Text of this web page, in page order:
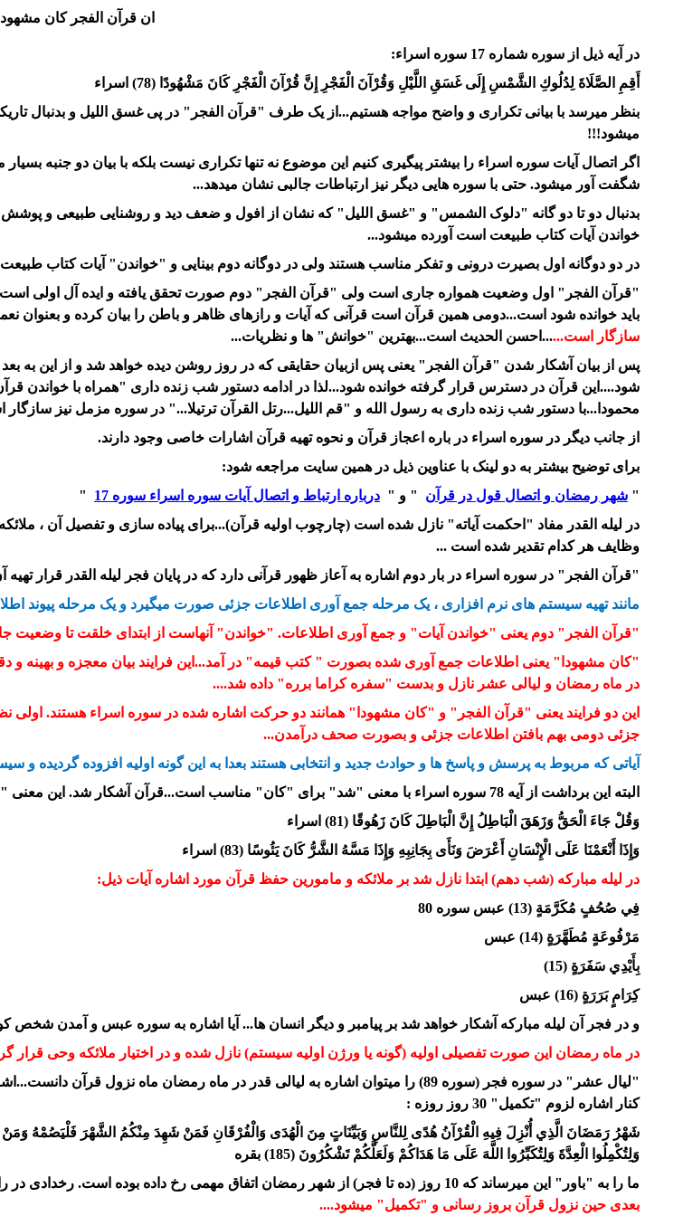
ان قرآن الفجر کان مشهودا
در آیه ذیل از سوره شماره 17 سوره اسراء:
أَقِمِ الصَّلَاةَ لِدُلُوكِ الشَّمْسِ إِلَى غَسَقِ اللَّيْلِ وَقُرْآنَ الْفَجْرِ إِنَّ قُرْآنَ الْفَجْرِ كَانَ مَشْهُودًا (78) اسراء
بنظر میرسد با بیانی تکراری و واضح مواجه هستیم...از یک طرف "قرآن الفجر" در پی غسق اللیل و بدنبال
میشود!!!
اگر اتصال آیات سوره اسراء را بیشتر پیگیری کنیم این موضوع نه تنها تکراری نیست بلکه با بیان دو جنبه
شگفت آور میشود. حتی با سوره هایی دیگر نیز ارتباطات جالبی نشان میدهد...
بدنبال دو تا دو گانه "دلوک الشمس" و "غسق اللیل" که نشان از افول و ضعف دید و روشنایی طبیعی و پوشش
خواندن آیات کتاب طبیعت است آورده میشود...
در دو دوگانه اول بصیرت درونی و تفکر مناسب هستند ولی در دوگانه دوم بینایی و "خواندن" آیات کتاب طبیعت
"قرآن الفجر" اول وضعیت همواره جاری است ولی "قرآن الفجر" دوم صورت تحقق یافته و ایده آل اولی
باید خوانده شود است...دومی همین قرآن است قرآنی که آیات و رازهای ظاهر و باطن را بیان کرده و بعنوان
سازگار است......احسن الحدیث است...بهترین "خوانش" ها و نظریات...
پس از بیان آشکار شدن "قرآن الفجر" یعنی پس ازبیان حقایقی که در روز روشن دیده خواهد شد و از این به
شود....این قرآن در دسترس قرار گرفته خوانده شود...لذا در ادامه دستور شب زنده داری "همراه با خواندن
محمودا...با دستور شب زنده داری به رسول الله و "قم اللیل...رتل القرآن ترتیلا..." در سوره مزمل نیز
از جانب دیگر در سوره اسراء در باره اعجاز قرآن و نحوه تهیه قرآن اشارات خاصی وجود دارند.
برای توضیح بیشتر به دو لینک با عناوین ذیل در همین سایت مراجعه شود:
" شهر رمضان و اتصال قول در قرآن " و " درباره ارتباط و اتصال آیات سوره اسراء سوره 17
"
در لیله القدر مفاد "احکمت آیاته" نازل شده است (چارچوب اولیه قرآن)...برای پیاده سازی و تفصیل آن ،
وظایف هر کدام تقدیر شده است ...
"قرآن الفجر" در سوره اسراء در بار دوم اشاره به آعاز ظهور قرآنی دارد که در پایان فجر لیله القدر قرار تهیه
مانند تهیه سیستم های نرم افزاری ، یک مرحله جمع آوری اطلاعات جزئی صورت میگیرد و یک مرحله پیوند
"قرآن الفجر" دوم یعنی "خواندن آیات" و جمع آوری اطلاعات. "خواندن" آنهاست از ابتدای خلقت تا وضعیت
"کان مشهودا" یعنی اطلاعات جمع آوری شده بصورت " کتب قیمه" در آمد...این فرایند بیان معجزه و
در ماه رمضان و لیالی عشر نازل و بدست "سفره کراما برره" داده شد....
این دو فرایند یعنی "قرآن الفجر" و "کان مشهودا" همانند دو حرکت اشاره شده در سوره اسراء هستند. اولی
جزئی دومی بهم بافتن اطلاعات جزئی و بصورت صحف درآمدن...
آیاتی که مربوط به پرسش و پاسخ ها و حوادث جدید و انتخابی هستند بعدا به این گونه اولیه افزوده گردیده
البته این برداشت از آیه 78 سوره اسراء با معنی "شد" برای "کان" مناسب است...قرآن آشکار شد. این معنی "شد" با دو آیه بعد هم سازگار است:
وَقُلْ جَاءَ الْحَقُّ وَزَهَقَ الْبَاطِلُ إِنَّ الْبَاطِلَ كَانَ زَهُوقًا (81) اسراء
وَإِذَا أَنْعَمْنَا عَلَى الْإِنْسَانِ أَعْرَضَ وَنَأَى بِجَانِبِهِ وَإِذَا مَسَّهُ الشَّرُّ كَانَ يَئُوسًا (83) اسراء
در لیله مبارکه (شب دهم) ابتدا نازل شد بر ملائکه و مامورین حفظ قرآن مورد اشاره آیات ذیل:
فِي صُحُفٍ مُكَرَّمَةٍ (13) عبس سوره 80
مَرْفُوعَةٍ مُطَهَّرَةٍ (14) عبس
بِأَيْدِي سَفَرَةٍ (15)
كِرَامٍ بَرَرَةٍ (16) عبس
و در فجر آن لیله مبارکه آشکار خواهد شد بر پیامبر و دیگر انسان ها... آیا اشاره به سوره عبس و آمدن شخص
در ماه رمضان این صورت تفصیلی اولیه (گونه یا ورژن اولیه سیستم) نازل شده و در اختیار ملائکه وحی
کنار اشاره لزوم "تکمیل" 30 روز روزه :
شَهْرُ رَمَضَانَ الَّذِي أُنْزِلَ فِيهِ الْقُرْآنُ هُدًى لِلنَّاسِ وَبَيِّنَاتٍ مِنَ الْهُدَى وَالْفُرْقَانِ فَمَنْ شَهِدَ مِنْكُمُ الشَّهْرَ فَلْيَصُمْهُ
وَلِتُكْمِلُوا الْعِدَّةَ وَلِتُكَبِّرُوا اللَّهَ عَلَى مَا هَدَاكُمْ وَلَعَلَّكُمْ تَشْكُرُونَ (185) بقره
ما را به "باور" این میرساند که 10 روز (ده تا فجر) از شهر رمضان اتفاق مهمی رخ داده بوده است. رخدادی در رابطه با نزول قرآن
بعدی حین نزول قرآن بروز رسانی و "تکمیل" میشود....